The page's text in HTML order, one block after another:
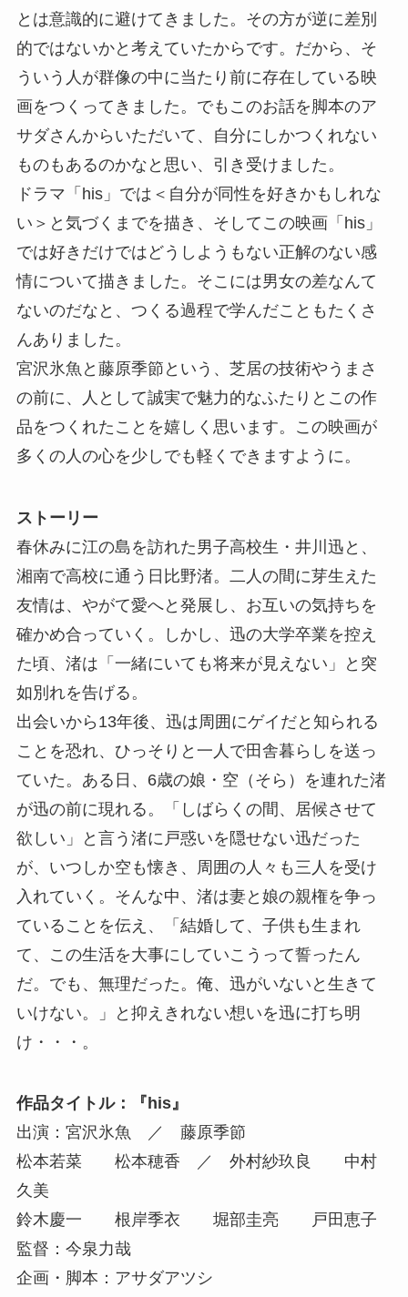
とは意識的に避けてきました。その方が逆に差別
的ではないかと考えていたからです。だから、そ
ういう人が群像の中に当たり前に存在している映
画をつくってきました。でもこのお話を脚本のア
サダさんからいただいて、自分にしかつくれない
ものもあるのかなと思い、引き受けました。
ドラマ「his」では＜自分が同性を好きかもしれな
い＞と気づくまでを描き、そしてこの映画「his」
では好きだけではどうしようもない正解のない感
情について描きました。そこには男女の差なんて
ないのだなと、つくる過程で学んだこともたくさ
んありました。
宮沢氷魚と藤原季節という、芝居の技術やうまさ
の前に、人として誠実で魅力的なふたりとこの作
品をつくれたことを嬉しく思います。この映画が
多くの人の心を少しでも軽くできますように。
ストーリー
春休みに江の島を訪れた男子高校生・井川迅と、
湘南で高校に通う日比野渚。二人の間に芽生えた
友情は、やがて愛へと発展し、お互いの気持ちを
確かめ合っていく。しかし、迅の大学卒業を控え
た頃、渚は「一緒にいても将来が見えない」と突
如別れを告げる。
出会いから13年後、迅は周囲にゲイだと知られる
ことを恐れ、ひっそりと一人で田舎暮らしを送っ
ていた。ある日、6歳の娘・空（そら）を連れた渚
が迅の前に現れる。「しばらくの間、居候させて
欲しい」と言う渚に戸惑いを隠せない迅だった
が、いつしか空も懐き、周囲の人々も三人を受け
入れていく。そんな中、渚は妻と娘の親権を争っ
ていることを伝え、「結婚して、子供も生まれ
て、この生活を大事にしていこうって誓ったん
だ。でも、無理だった。俺、迅がいないと生きて
いけない。」と抑えきれない想いを迅に打ち明
け・・・。
作品タイトル：『his』
出演：宮沢氷魚 ／ 藤原季節
松本若菜 松本穂香 ／ 外村紗玖良 中村
久美
鈴木慶一 根岸季衣 堀部圭亮 戸田恵子
監督：今泉力哉
企画・脚本：アサダアツシ